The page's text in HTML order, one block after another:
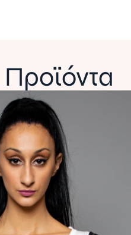
Προϊόντα